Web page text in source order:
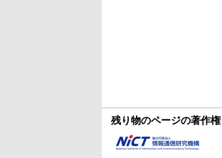
残り物のページの著作権